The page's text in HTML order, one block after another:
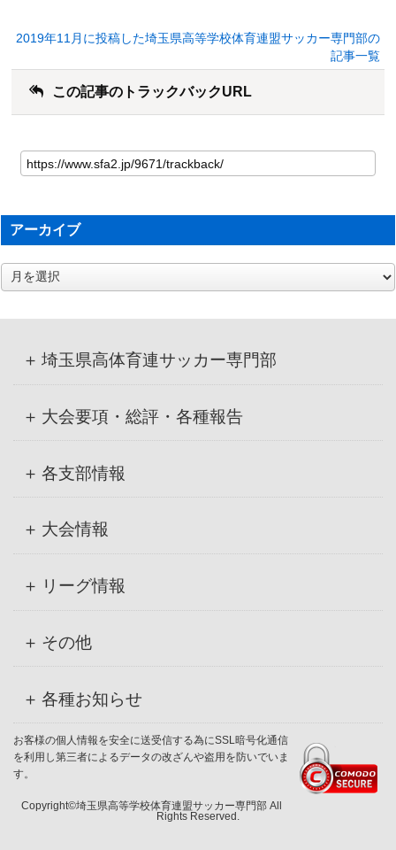
2019年11月に投稿した埼玉県高等学校体育連盟サッカー専門部の
記事一覧
この記事のトラックバックURL
アーカイブ
ア
ー
埼玉県高体育連サッカー専門部
大会要項・総評・各種報告
各支部情報
大会情報
リーグ情報
その他
各種お知らせ
お客様の個人情報を安全に送受信する為にSSL暗号化通信
を利用し第三者によるデータの改ざんや盗用を防いでいま
す。
Copyright©埼玉県高等学校体育連盟サッカー専門部 All
Rights Reserved.